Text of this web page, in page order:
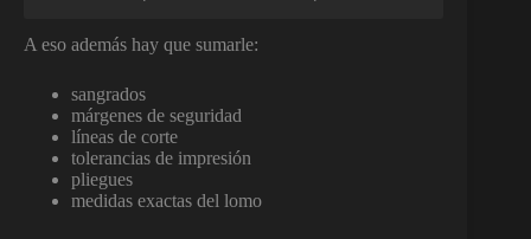
A eso además hay que sumarle:
sangrados
márgenes de seguridad
líneas de corte
tolerancias de impresión
pliegues
medidas exactas del lomo